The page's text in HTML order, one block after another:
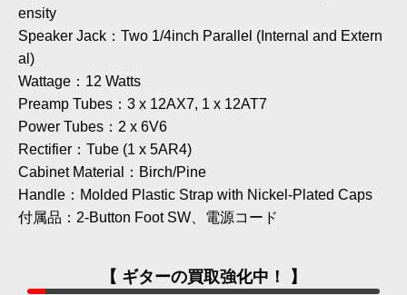
ensity
Speaker Jack：Two 1/4inch Parallel (Internal and Extern
al)
Wattage：12 Watts
Preamp Tubes：3 x 12AX7, 1 x 12AT7
Power Tubes：2 x 6V6
Rectifier：Tube (1 x 5AR4)
Cabinet Material：Birch/Pine
Handle：Molded Plastic Strap with Nickel-Plated Caps
付属品：2-Button Foot SW、電源コード
【 ギターの買取強化中！ 】